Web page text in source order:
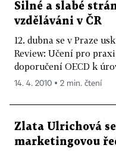
Silné a slabé
vzděláváni v ČR
12. dubna se v Praze
Review: Učení pro
doporučení OECD k
14. 4. 2010 ▪ 2 min. čtení
Zlata Ulrichová
marketingovou